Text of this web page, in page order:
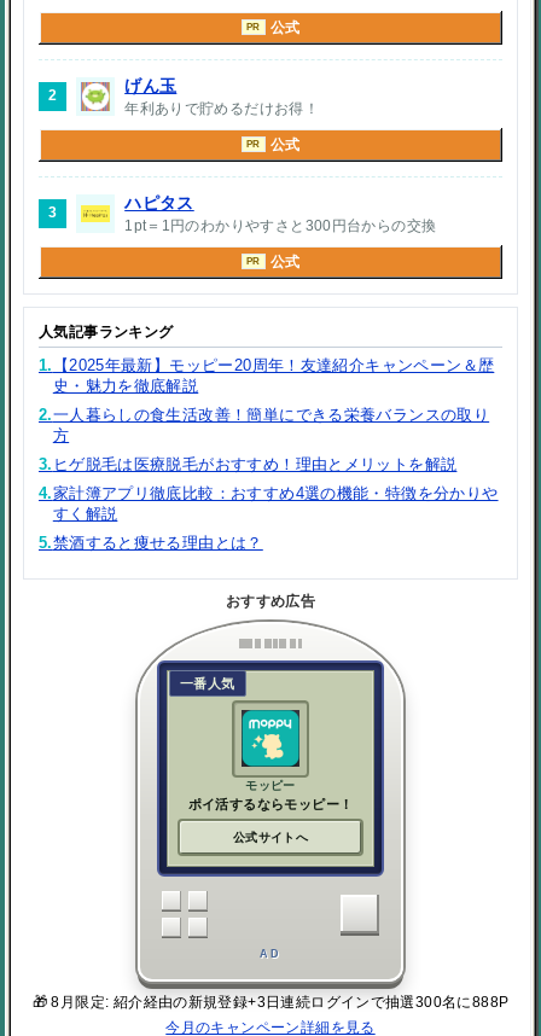
PR 公式
2
げん玉
年利ありで貯めるだけお得！
PR 公式
3
ハピタス
1pt＝1円のわかりやすさと300円台からの交換
PR 公式
人気記事ランキング
1.
【2025年最新】モッピー20周年！友達紹介キャンペーン＆歴
史・魅力を徹底解説
2.一人暮らしの食生活改善！簡単にできる栄養バランスの取り
方
3. ヒゲ脱毛は医療脱毛がおすすめ！理由とメリットを解説
4.家計簿アプリ徹底比較：おすすめ4選の機能・特徴を分かりや
すく解説
5.禁酒すると痩せる理由とは？
おすすめ広告
一番人気
モッピー
ポイ活するならモッピー！
公式サイトへ
AD
🎁 8月限定: 紹介経由の新規登録+3日連続ログインで抽選300名に888P
今月のキャンペーン詳細を見る